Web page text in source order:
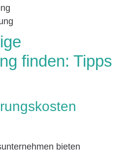
finden: Tipps
bieten